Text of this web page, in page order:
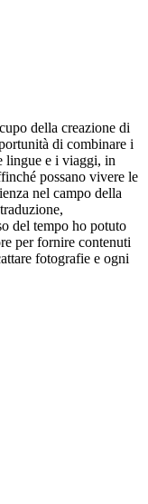
della creazione di
di combinare i
lingue e i viaggi, in
possano vivere le
nel campo della
del tempo ho potuto
per fornire contenuti
fotografie e ogni